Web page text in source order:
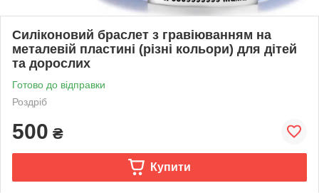
Силіконовий браслет з гравіюванням на
металевій пластині (різні кольори) для дітей
та дорослих
Готово до відправки
Роздріб
500 ₴
Купити